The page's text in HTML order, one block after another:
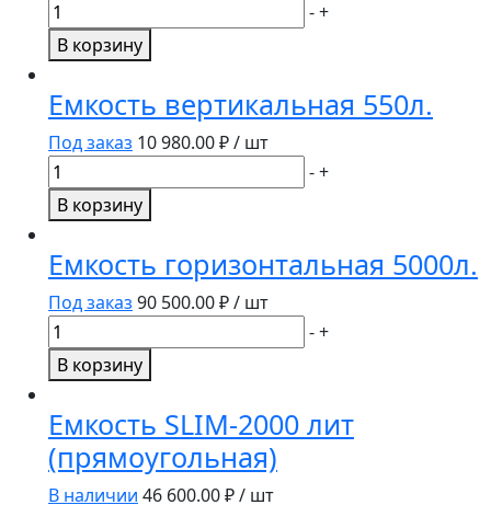
Количество
товара
Каркас
бак
для
душа
-+
В корзину
Емкость вертикальная 550л.
Под заказ 10 980.00₽ / шт
Количество
товара
Емкость
550л.
-+
В корзину
Емкость горизонтальная 5000л.
Под заказ 90 500.00₽ / шт
Количество
товара
Емкость
5000л.
-+
В корзину
Емкость SLIM-2000 лит
(прямоугольная)
В наличии 46 600.00₽ / шт